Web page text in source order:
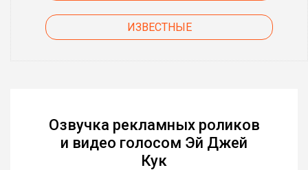
ИЗВЕСТНЫЕ
Озвучка рекламных роликов
и видео голосом Эй Джей
Кук